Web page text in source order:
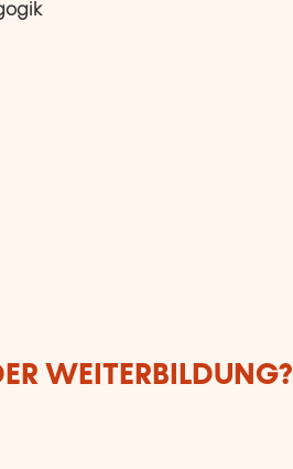
WEITERBILDUNG?